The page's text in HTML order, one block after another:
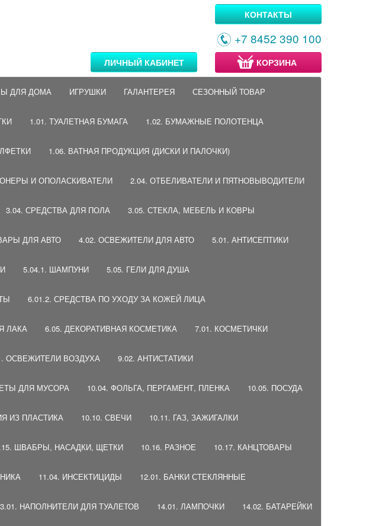
КОНТАКТЫ
+7 8452 390 100
ЛИЧНЫЙ КАБИНЕТ КОРЗИНА
ДЛЯ ДОМА ИГРУШКИ ГАЛАНТЕРЕЯ СЕЗОННЫЙ ТОВАР
1.01. ТУАЛЕТНАЯ БУМАГА 1.02. БУМАЖНЫЕ ПОЛОТЕНЦА
1.06. ВАТНАЯ ПРОДУКЦИЯ (ДИСКИ И ПАЛОЧКИ)
И ОПОЛАСКИВАТЕЛИ 2.04. ОТБЕЛИВАТЕЛИ И ПЯТНОВЫВОДИТЕЛИ
3.04. СРЕДСТВА ДЛЯ ПОЛА 3.05. СТЕКЛА, МЕБЕЛЬ И КОВРЫ
ДЛЯ АВТО 4.02. ОСВЕЖИТЕЛИ ДЛЯ АВТО 5.01. АНТИСЕПТИКИ
5.04.1. ШАМПУНИ 5.05. ГЕЛИ ДЛЯ ДУША
6.01.2. СРЕДСТВА ПО УХОДУ ЗА КОЖЕЙ ЛИЦА
ЛАКА 6.05. ДЕКОРАТИВНАЯ КОСМЕТИКА 7.01. КОСМЕТИЧКИ
ОСВЕЖИТЕЛИ ВОЗДУХА 9.02. АНТИСТАТИКИ
ДЛЯ МУСОРА 10.04. ФОЛЬГА, ПЕРГАМЕНТ, ПЛЕНКА 10.05. ПОСУДА
ИЗ ПЛАСТИКА 10.10. СВЕЧИ 10.11. ГАЗ, ЗАЖИГАЛКИ
ШВАБРЫ, НАСАДКИ, ЩЕТКИ 10.16. РАЗНОЕ 10.17. КАНЦТОВАРЫ
11.04. ИНСЕКТИЦИДЫ 12.01. БАНКИ СТЕКЛЯННЫЕ
НАПОЛНИТЕЛИ ДЛЯ ТУАЛЕТОВ 14.01. ЛАМПОЧКИ 14.02. БАТАРЕЙКИ